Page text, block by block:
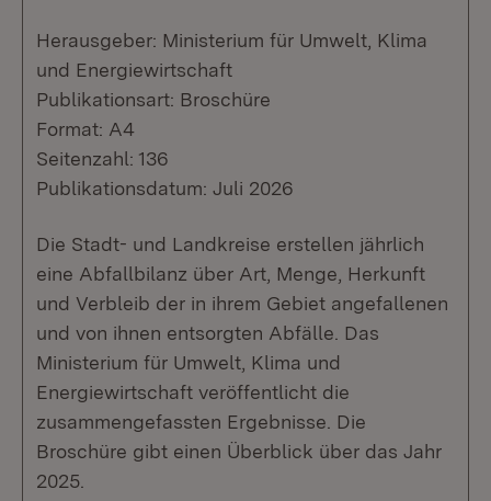
Herausgeber: Ministerium für Umwelt, Klima
und Energiewirtschaft
Publikationsart: Broschüre
Format: A4
Seitenzahl: 136
Publikationsdatum: Juli 2026
Die Stadt- und Landkreise erstellen jährlich
eine Abfallbilanz über Art, Menge, Herkunft
und Verbleib der in ihrem Gebiet angefallenen
und von ihnen entsorgten Abfälle. Das
Ministerium für Umwelt, Klima und
Energiewirtschaft veröffentlicht die
zusammengefassten Ergebnisse. Die
Broschüre gibt einen Überblick über das Jahr
2025.